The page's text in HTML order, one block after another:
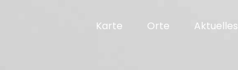
Karte Orte Aktuelles